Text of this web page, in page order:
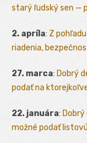
starý ľudský sen —
2. apríla: Z
riadenia,
27. marca: Dobrý
podať na
22. januára:
možné podať